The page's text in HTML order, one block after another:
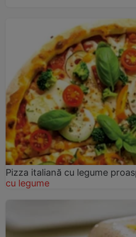
Pizza italiană cu legume
cu legume